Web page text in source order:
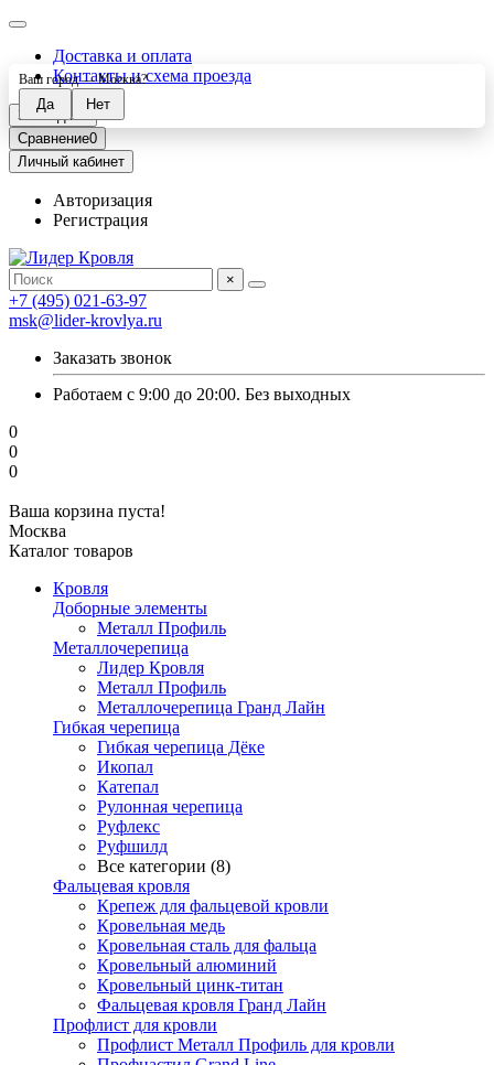
Доставка и оплата
Контакты и схема проезда
Закладки0
Сравнение0
Личный кабинет
Авторизация
Регистрация
×
+7 (495) 021-63-97
msk@lider-krovlya.ru
Заказать звонок
Работаем с 9:00 до 20:00. Без выходных
0
0
0
Ваша корзина пуста!
Москва
Ваш город —Москва?
Каталог товаров
Кровля
Доборные элементы
Металл Профиль
Металлочерепица
Лидер Кровля
Металл Профиль
Металлочерепица Гранд Лайн
Гибкая черепица
Гибкая черепица Дёке
Икопал
Катепал
Рулонная черепица
Руфлекс
Руфшилд
Все категории (8)
Фальцевая кровля
Крепеж для фальцевой кровли
Кровельная медь
Кровельная сталь для фальца
Кровельный алюминий
Кровельный цинк-титан
Фальцевая кровля Гранд Лайн
Профлист для кровли
Профлист Металл Профиль для кровли